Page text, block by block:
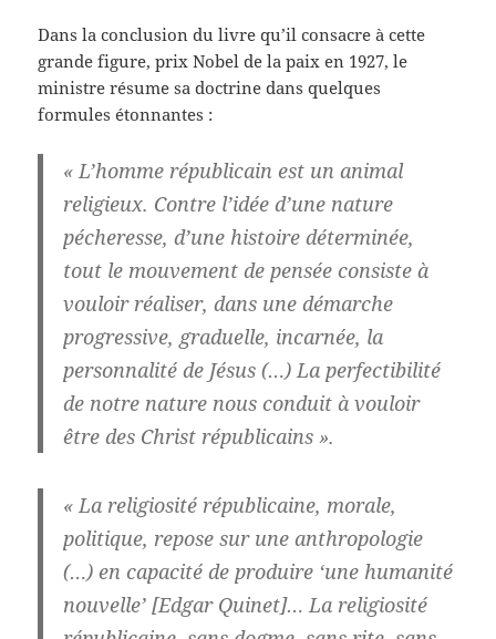
Dans la conclusion du livre qu’il consacre à cette
grande figure, prix Nobel de la paix en 1927, le
ministre résume sa doctrine dans quelques
formules étonnantes :
«L’homme républicain est un animal
religieux. Contre l’idée d’une nature
pécheresse, d’une histoire déterminée,
tout le mouvement de pensée consiste à
vouloir réaliser, dans une démarche
progressive, graduelle, incarnée, la
personnalité de Jésus (…)La perfectibilité
de notre nature nous conduit à vouloir
être des Christ républicains».
« La religiosité républicaine, morale,
politique, repose sur une anthropologie
(…) en capacité de produire ‘une humanité
nouvelle’ [Edgar Quinet]… La religiosité